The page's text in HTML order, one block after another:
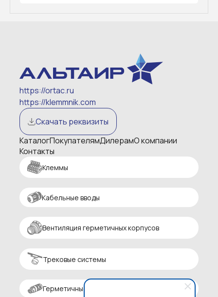
https://ortac.ru
https://klemmnik.com
Скачать реквизиты
КаталогПокупателямДилерамО компании
Контакты
Клеммы
Кабельные вводы
Вентиляция герметичных корпусов
Трековые системы
Герметичные разъемы